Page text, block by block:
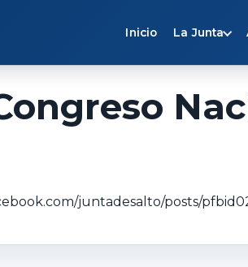
Inicio La Junta
juntadesalto/posts/